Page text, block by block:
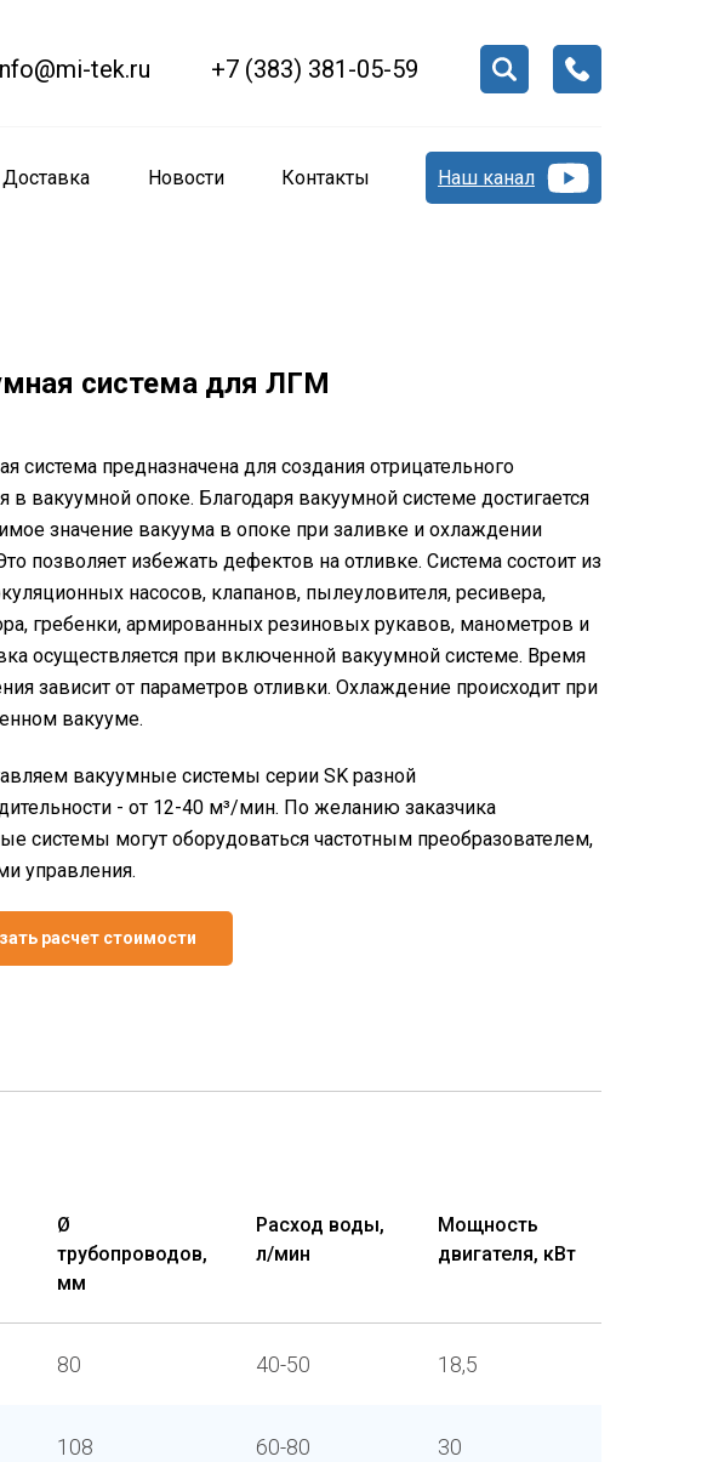
+7 (383) 381-05-59
Доставка Новости Контакты
tek.ru
Наш канал
система для ЛГМ
система предназначена для создания отрицательного
в вакуумной опоке. Благодаря вакуумной системе достигается
значение вакуума в опоке при заливке и охлаждении
позволяет избежать дефектов на отливке. Система состоит из
насосов, клапанов, пылеуловителя, ресивера,
гребенки, армированных резиновых рукавов, манометров и
осуществляется при включенной вакуумной системе. Время
зависит от параметров отливки. Охлаждение происходит при
вакууме.
вакуумные системы серии SK разной
- от 12-40 м³/мин. По желанию заказчика
системы могут оборудоваться частотным преобразователем,
управления.
расчет стоимости
Ø
трубопроводов,
мм
Расход воды,
л/мин
Мощность
двигателя, кВт
80 40-50 18,5
108 60-80 30